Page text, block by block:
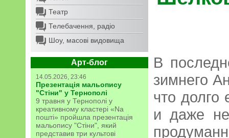
Театр
Телебачення, радіо
Шоу, масові видовища
Арт-блог
14.05.2026, 23:46
Презентація мальопису
"Стіни" у Тернополі
9 травня у Тернополі у
креативному кластері «Na
пошті» пройшла презентація
мальопису "Стіни", який
представив три культові
В
зимнего
что долго
и даже